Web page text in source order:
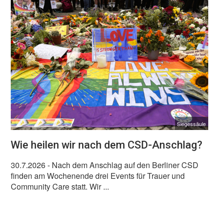
Siegessäule
Wie heilen wir nach dem CSD-Anschlag?
30.7.2026- Nach dem Anschlag auf den Berliner CSD
finden am Wochenende drei Events für Trauer und
Community Care statt. Wir ...